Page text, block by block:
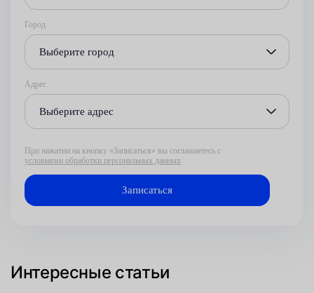
Город
Выберите город
Адрес
Выберите адрес
При нажатии на кнопку «Записаться» вы соглашаетесь с
условиями обработки персональных данных
Интересные статьи